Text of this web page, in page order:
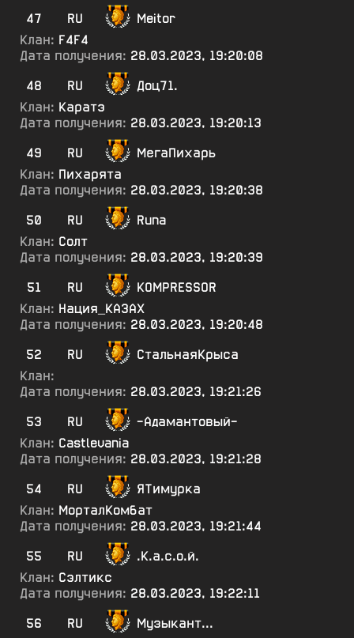
47
RU
Meitor
Клан: F4F4
Дата получения: 28.03.2023, 19:20:08
48
RU
Доц71.
Клан: Каратэ
Дата получения: 28.03.2023, 19:20:13
49
RU
МегаПихарь
Клан: Пихарята
Дата получения: 28.03.2023, 19:20:38
50
RU
Runa
Клан: Солт
Дата получения: 28.03.2023, 19:20:39
51
RU
KOMPRESSOR
Клан: Нация_КА3АХ
Дата получения: 28.03.2023, 19:20:48
52
RU
СтальнаяКрыса
Клан:
Дата получения: 28.03.2023, 19:21:26
53
RU
-Адамантовый-
Клан: Castlevania
Дата получения: 28.03.2023, 19:21:28
54
RU
ЯТимурка
Клан: МорталКомбат
Дата получения: 28.03.2023, 19:21:44
55
RU
.К.а.с.о.й.
Клан: Сэлтикс
Дата получения: 28.03.2023, 19:22:11
56
RU
Музыкант...